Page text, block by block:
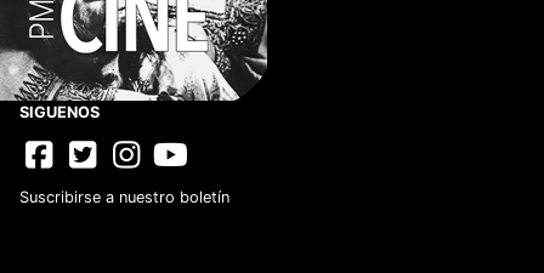
Datos.gob
Vacantes
Prensa
SIGUENOS
Suscribirse a nuestro boletín